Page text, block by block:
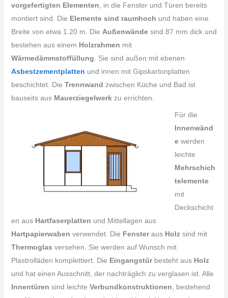
vorgefertigten Elementen , in die Fenster und Türen bereits
montiert sind. Die Elemente sind raumhoch und haben eine
Breite von etwa 1.20 m. Die Außenwändesind 87 mm dick und
bestehen aus einem Holzrahmen mit
Wärmedämmstoffüllung . Sie sind außen mit ebenen
Asbestzementplatten und innen mit Gipskartonplatten
beschichtet. Die Trennwand zwischen Küche und Bad ist
bauseits aus Mauerziegelwerkzu errichten.
Für die
Innenwänd
ewerden
leichte
Mehrschich
telemente
mit
Deckschicht
en aus Hartfaserplatten und Mittellagen aus
Hartpapierwaben verwendet. Die Fensteraus Holzsind mit
Thermoglas versehen. Sie werden auf Wunsch mit
Plastrolläden komplettiert. Die Eingangstürbesteht aus Holz
und hat einen Ausschnitt, der nachträglich zu verglasen ist. Alle
Innentüren sind leichte Verbundkonstruktionen , bestehend